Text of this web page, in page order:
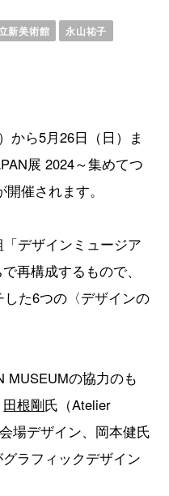
新美術館
永山祐子
から5月26日（日）ま
展 2024～集めてつ
催されます。
デザインミュージア
再構成するもので、
た6つの〈デザインの
MUSEUMの協力のも
田根剛氏（Atelier
場デザイン、岡本健氏
グラフィックデザイン